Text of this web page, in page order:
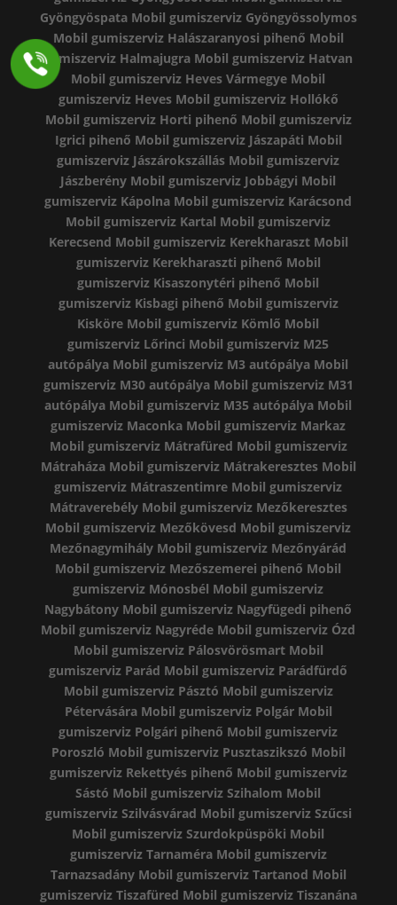
Gyöngyöspata Mobil gumiszerviz Gyöngyössolymos
Mobil gumiszerviz Halászaranyosi pihenő Mobil
gumiszerviz Halmajugra Mobil gumiszerviz Hatvan
Mobil gumiszerviz Heves Vármegye Mobil
gumiszerviz Heves Mobil gumiszerviz Hollókő
Mobil gumiszerviz Horti pihenő Mobil gumiszerviz
Igrici pihenő Mobil gumiszerviz Jászapáti Mobil
gumiszerviz Jászárokszállás Mobil gumiszerviz
Jászberény Mobil gumiszerviz Jobbágyi Mobil
gumiszerviz Kápolna Mobil gumiszerviz Karácsond
Mobil gumiszerviz Kartal Mobil gumiszerviz
Kerecsend Mobil gumiszerviz Kerekharaszt Mobil
gumiszerviz Kerekharaszti pihenő Mobil
gumiszerviz Kisaszonytéri pihenő Mobil
gumiszerviz Kisbagi pihenő Mobil gumiszerviz
Kisköre Mobil gumiszerviz Kömlő Mobil
gumiszerviz Lőrinci Mobil gumiszerviz M25
autópálya Mobil gumiszerviz M3 autópálya Mobil
gumiszerviz M30 autópálya Mobil gumiszerviz M31
autópálya Mobil gumiszerviz M35 autópálya Mobil
gumiszerviz Maconka Mobil gumiszerviz Markaz
Mobil gumiszerviz Mátrafüred Mobil gumiszerviz
Mátraháza Mobil gumiszerviz Mátrakeresztes Mobil
gumiszerviz Mátraszentimre Mobil gumiszerviz
Mátraverebély Mobil gumiszerviz Mezőkeresztes
Mobil gumiszerviz Mezőkövesd Mobil gumiszerviz
Mezőnagymihály Mobil gumiszerviz Mezőnyárád
Mobil gumiszerviz Mezőszemerei pihenő Mobil
gumiszerviz Mónosbél Mobil gumiszerviz
Nagybátony Mobil gumiszerviz Nagyfügedi pihenő
Mobil gumiszerviz Nagyréde Mobil gumiszerviz Ózd
Mobil gumiszerviz Pálosvörösmart Mobil
gumiszerviz Parád Mobil gumiszerviz Parádfürdő
Mobil gumiszerviz Pásztó Mobil gumiszerviz
Pétervására Mobil gumiszerviz Polgár Mobil
gumiszerviz Polgári pihenő Mobil gumiszerviz
Poroszló Mobil gumiszerviz Pusztaszikszó Mobil
gumiszerviz Rekettyés pihenő Mobil gumiszerviz
Sástó Mobil gumiszerviz Szihalom Mobil
gumiszerviz Szilvásvárad Mobil gumiszerviz Szűcsi
Mobil gumiszerviz Szurdokpüspöki Mobil
gumiszerviz Tarnaméra Mobil gumiszerviz
Tarnazsadány Mobil gumiszerviz Tartanod Mobil
gumiszerviz Tiszafüred Mobil gumiszerviz Tiszanána